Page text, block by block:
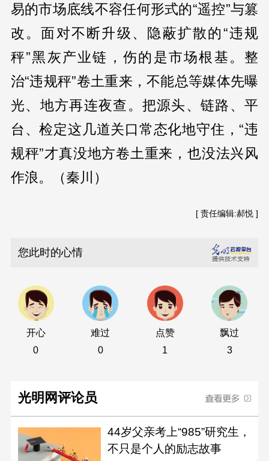
易的市场底线不容任何形式的“遥控”与篡
改。面对不断升级、隐蔽扩散的“违规
秤”黑灰产业链，伤的是市场根基。整
治“违规秤”卷土重来，不能总等媒体先曝
光、地方再连夜查。把源头、链路、平
台、检定这几道关口常态化地守住，“违
规秤”才真没地方卷土重来，也没法兴风
作浪。（秦川）
[ 责任编辑:郝悦 ]
您此时的心情
开心
0
难过
0
点赞
1
飘过
3
光明网评论员
44岁父亲考上“985”研究生，
不只是个人的励志故事